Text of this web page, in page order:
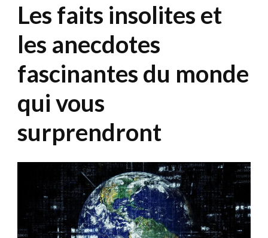
Les faits insolites et
les anecdotes
fascinantes du monde
qui vous
surprendront